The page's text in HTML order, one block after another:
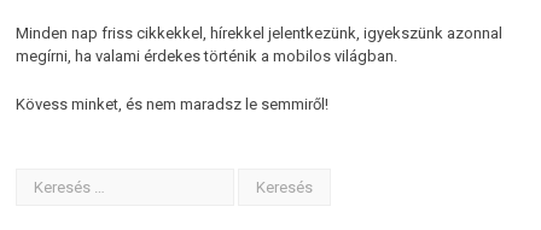
Minden nap friss cikkekkel, hírekkel jelentkezünk, igyekszünk azonnal
megírni, ha valami érdekes történik a mobilos világban.
Kövess minket, és nem maradsz le semmiről!